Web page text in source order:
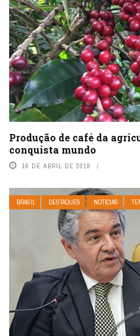
Produção de café da
conquista mundo
16 DE ABRIL DE 2018
BRASIL DESTAQUES NOTÍCIAS